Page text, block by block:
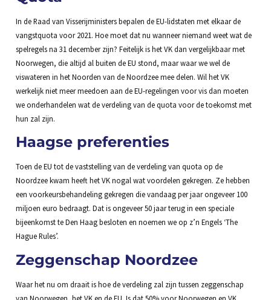
In de Raad van Visserijministers bepalen de EU-lidstaten met elkaar de
vangstquota voor 2021. Hoe moet dat nu wanneer niemand weet wat de
spelregels na 31 december zijn? Feitelijk is het VK dan vergelijkbaar met
Noorwegen, die altijd al buiten de EU stond, maar waar we wel de
viswateren in het Noorden van de Noordzee mee delen. Wil het VK
werkelijk niet meer meedoen aan de EU-regelingen voor vis dan moeten
we onderhandelen wat de verdeling van de quota voor de toekomst met
hun zal zijn.
Haagse preferenties
Toen de EU tot de vaststelling van de verdeling van quota op de
Noordzee kwam heeft het VK nogal wat voordelen gekregen. Ze hebben
een voorkeursbehandeling gekregen die vandaag per jaar ongeveer 100
miljoen euro bedraagt. Dat is ongeveer 50 jaar terug in een speciale
bijeenkomst te Den Haag besloten en noemen we op z’n Engels ‘The
Hague Rules’.
Zeggenschap Noordzee
Waar het nu om draait is hoe de verdeling zal zijn tussen zeggenschap
van Noorwegen, het VK en de EU. Is dat 50% voor Noorwegen en VK